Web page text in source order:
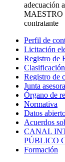
adecuación
MAESTRO
contratante
Perfil de
Licitación
Registro de
Registro de
Junta asesora
Órgano de
Normativa
Datos
Acuerdos
CANAL
PÚBLICO
Formación